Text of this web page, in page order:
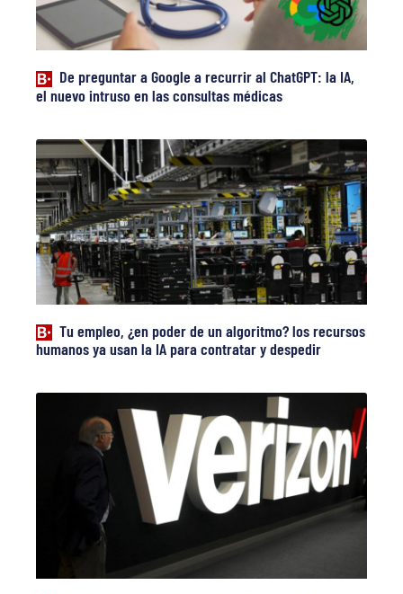
De preguntar a Google a recurrir al ChatGPT: la IA,
el nuevo intruso en las consultas médicas
Tu empleo, ¿en poder de un algoritmo? los recursos
humanos ya usan la IA para contratar y despedir